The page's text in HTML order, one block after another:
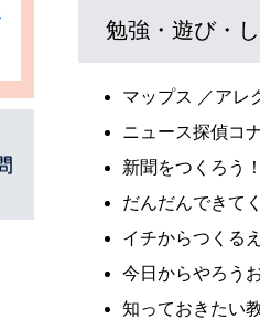
勉強・遊び・
マップス ／アレ
ニュース探偵コ
新聞をつくろう
だんだんできて
イチからつくる
今日からやろう
知っておきたい